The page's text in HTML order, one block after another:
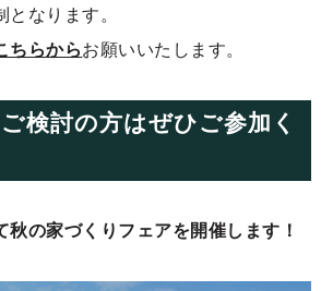
となります。
ちらからお願いいたします。
検討の方はぜひご参加く
秋の家づくりフェアを開催します！